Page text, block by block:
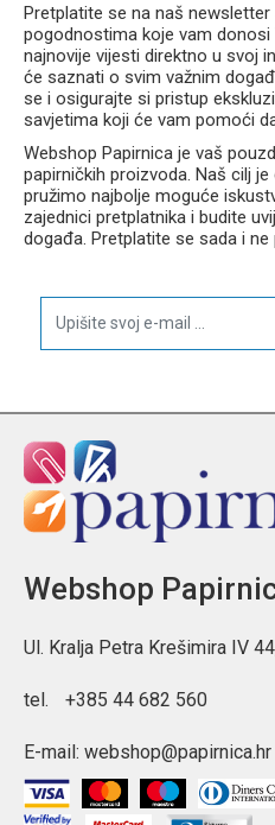
Pretplatite se na naš newsletter
pogodnostima koje vam donosi
najnovije vijesti direktno u svoj
će saznati o svim važnim
se i osigurajte si pristup
savjetima koji će vam pomoći
Webshop Papirnica je vaš
papirničkih proizvoda. Naš cilj
pružimo najbolje moguće
zajednici pretplatnika i budite
događa. Pretplatite se sada i
Webshop
Ul. Kralja Petra Krešimira IV
tel. +385 44 682 560
E-mail: webshop@papirnica.hr